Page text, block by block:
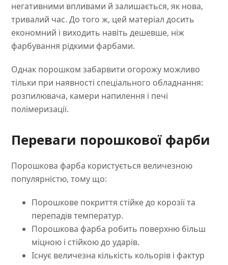
негативними впливами й залишається, як нова,
тривалий час. До того ж, цей матеріал досить
економний і виходить навіть дешевше, ніж
фарбування рідкими фарбами.
Однак порошком забарвити огорожу можливо
тільки при наявності спеціального обладнання:
розпилювача, камери напилення і печі
полімеризації.
Переваги порошкової фарби
Порошкова фарба користується величезною
популярністю, тому що:
Порошкове покриття стійке до корозії та
перепадів температур.
Порошкова фарба робить поверхню більш
міцною і стійкою до ударів.
Існує величезна кількість кольорів і фактур